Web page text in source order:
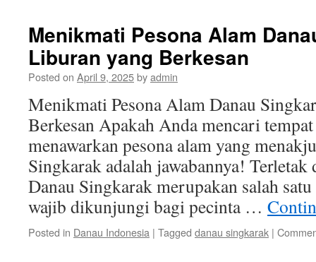
Menikmati Pesona Alam
Liburan yang Berkesan
Posted on April 9, 2025byadmin
Menikmati Pesona Alam Danau
Berkesan Apakah Anda mencari
menawarkan pesona alam yang
Singkarak adalah jawabannya! Terletak
Danau Singkarak merupakan salah
wajib dikunjungi bagi pecinta …
Posted in Danau Indonesia | Tagged danau singkarak |